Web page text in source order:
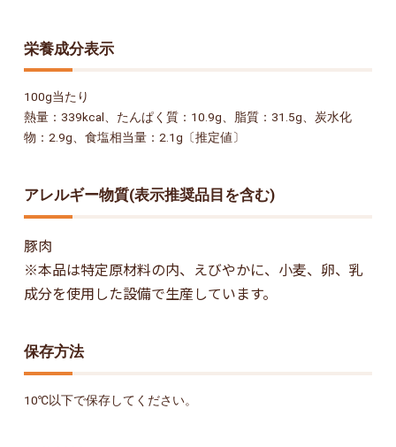
栄養成分表示
100g当たり
熱量：339kcal、たんぱく質：10.9g、脂質：31.5g、炭水化
物：2.9g、食塩相当量：2.1g〔推定値〕
アレルギー物質(表示推奨品目を含む)
豚肉
※本品は特定原材料の内、えびやかに、小麦、卵、乳
成分を使用した設備で生産しています。
保存方法
10℃以下で保存してください。